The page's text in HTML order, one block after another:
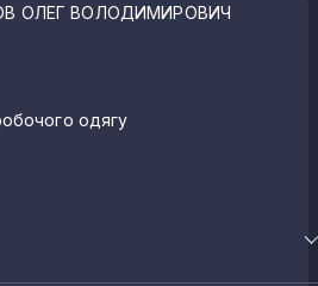
ОЛЕГ ВОЛОДИМИРОВИЧ
одягу